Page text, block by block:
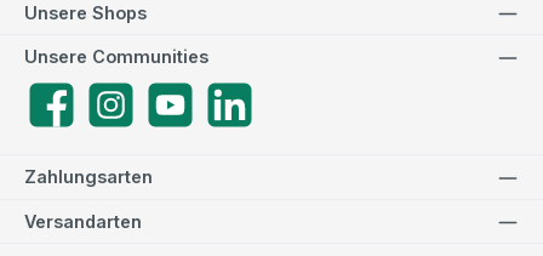
Zahlungsarten
Versandarten
Unsere Communities
FacebookInstagramYouTube
Unsere Shops